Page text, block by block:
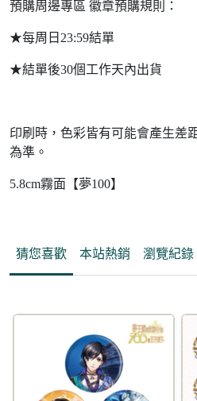
預購周邊專區 徽章預購規則：
★每周日23:59結單
★結單後30個工作天內出貨
印刷時，色彩皆有可能會產生差
為準。
5.8cm霧面【夢100】
猜您喜歡 本站熱銷 瀏覽紀錄